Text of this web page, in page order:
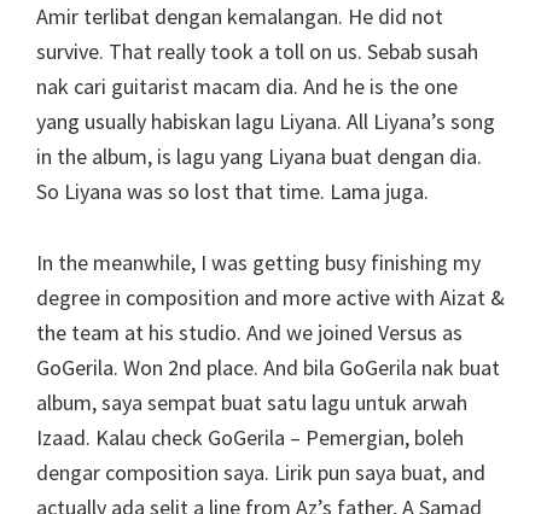
Amir terlibat dengan kemalangan. He did not
survive. That really took a toll on us. Sebab susah
nak cari guitarist macam dia. And he is the one
yang usually habiskan lagu Liyana. All Liyana’s song
in the album, is lagu yang Liyana buat dengan dia.
So Liyana was so lost that time. Lama juga.
In the meanwhile, I was getting busy finishing my
degree in composition and more active with Aizat &
the team at his studio. And we joined Versus as
GoGerila. Won 2nd place. And bila GoGerila nak buat
album, saya sempat buat satu lagu untuk arwah
Izaad. Kalau check GoGerila – Pemergian, boleh
dengar composition saya. Lirik pun saya buat, and
actually ada selit a line from Az’s father, A Samad